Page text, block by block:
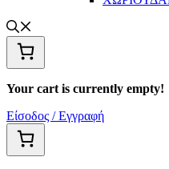
Your cart is currently empty!
Είσοδος / Εγγραφή